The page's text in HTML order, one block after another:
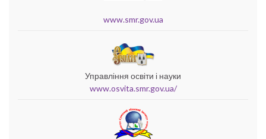
www.smr.gov.ua
Управління освіти і науки
www.osvita.smr.gov.ua/